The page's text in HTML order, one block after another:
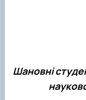
Шановні